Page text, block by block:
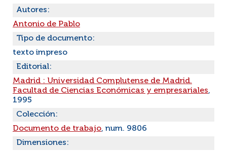
Autores:
Antonio de Pablo
Tipo de documento:
texto impreso
Editorial:
Madrid : Universidad Complutense de Madrid.
Facultad de Ciencias Económicas y empresariales,
1995
Colección:
Documento de trabajo, num. 9806
Dimensiones: